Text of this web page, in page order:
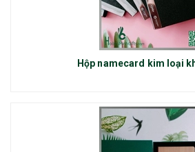
Hộp namecard kim loại